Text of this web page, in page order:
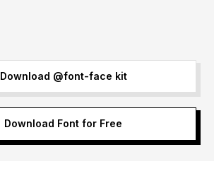
Download @font-face kit
Download Font for Free